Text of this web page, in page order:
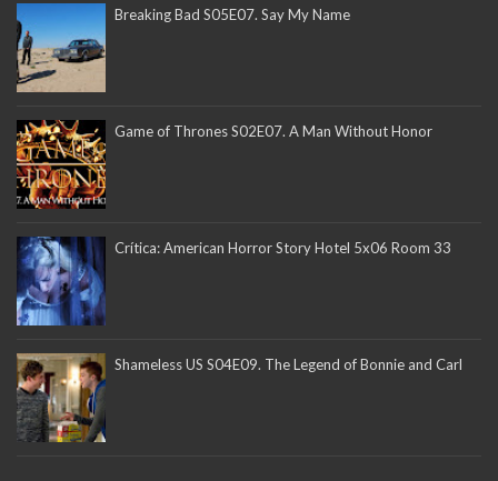
Breaking Bad S05E07. Say My Name
Game of Thrones S02E07. A Man Without Honor
Crítica: American Horror Story Hotel 5x06 Room 33
Shameless US S04E09. The Legend of Bonnie and Carl